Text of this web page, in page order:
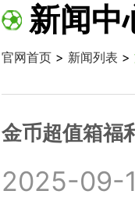
新闻中
官网首页 > 新闻列表 >
金币超值箱福
2025-09-